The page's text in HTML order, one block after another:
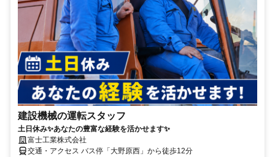
建設機械の運転スタッフ
土日休み✨あなたの豊富な経験を活かせます✨
富士工業株式会社
交通・アクセス バス停「大野原西」から徒歩12分